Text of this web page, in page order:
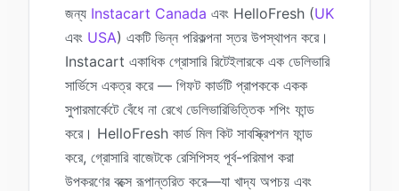
জন্য Instacart Canada এবং HelloFresh (UK
এবং USA) একটি ভিন্ন পরিকল্পনা স্তর উপস্থাপন করে।
Instacart একাধিক গ্রোসারি রিটেইলারকে এক ডেলিভারি
সার্ভিসে একত্র করে — গিফট কার্ডটি প্রাপককে একক
সুপারমার্কেটে বেঁধে না রেখে ডেলিভারিভিত্তিক শপিং ফান্ড
করে। HelloFresh কার্ড মিল কিট সাবস্ক্রিপশন ফান্ড
করে, গ্রোসারি বাজেটকে রেসিপিসহ পূর্ব-পরিমাপ করা
উপকরণের বক্সে রূপান্তরিত করে—যা খাদ্য অপচয় এবং